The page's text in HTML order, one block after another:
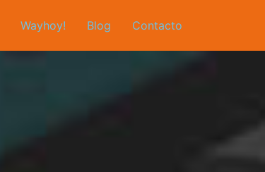
Wayhoy! Blog Contacto